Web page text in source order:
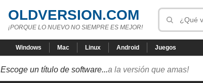
OLDVERSION.COM
¡PORQUE LO NUEVO NO SIEMPRE ES MEJOR!
Windows Mac Linux Android Juegos
Escoge un título de software...a la versión que amas!